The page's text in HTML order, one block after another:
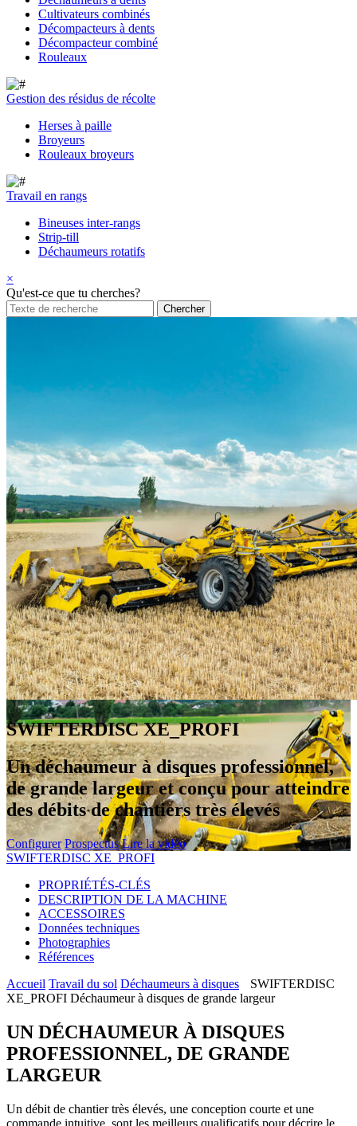
Cultivateurs combinés
Décompacteurs à dents
Décompacteur combiné
Rouleaux
Gestion des résidus de récolte
Herses à paille
Broyeurs
Rouleaux broyeurs
Travail en rangs
Bineuses inter-rangs
Strip-till
Déchaumeurs rotatifs
×
Qu'est-ce que tu cherches?
SWIFTERDISC XE_PROFI
Un déchaumeur à disques professionnel,
de grande largeur et conçu pour atteindre
des débits de chantiers très élevés
Configurer Prospectus Lire la vidéo
SWIFTERDISC XE_PROFI
PROPRIÉTÉS-CLÉS
DESCRIPTION DE LA MACHINE
ACCESSOIRES
Données techniques
Photographies
Références
Accueil Travail du sol Déchaumeurs à disques
SWIFTERDISC
XE_PROFI Déchaumeur à disques de grande largeur
UN DÉCHAUMEUR À DISQUES
PROFESSIONNEL, DE GRANDE
LARGEUR
Un débit de chantier très élevés, une conception courte et une
commande intuitive, sont les meilleurs qualificatifs pour décrire le